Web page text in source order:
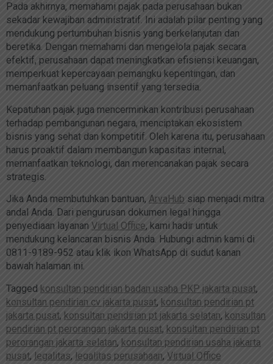
Pada akhirnya, memahami pajak pada perusahaan bukan
sekadar kewajiban administratif. Ini adalah pilar penting yang
mendukung pertumbuhan bisnis yang berkelanjutan dan
beretika. Dengan memahami dan mengelola pajak secara
efektif, perusahaan dapat meningkatkan efisiensi keuangan,
memperkuat kepercayaan pemangku kepentingan, dan
memanfaatkan peluang insentif yang tersedia.
Kepatuhan pajak juga mencerminkan kontribusi perusahaan
terhadap pembangunan negara, menciptakan ekosistem
bisnis yang sehat dan kompetitif. Oleh karena itu, perusahaan
harus proaktif dalam membangun kapasitas internal,
memanfaatkan teknologi, dan merencanakan pajak secara
strategis.
Jika Anda membutuhkan bantuan, ArvaHub siap menjadi mitra
andal Anda. Dari pengurusan dokumen legal hingga
penyediaan layanan Virtual Office, kami hadir untuk
mendukung kelancaran bisnis Anda. Hubungi admin kami di
0811-9189-952 atau klik ikon WhatsApp di sudut kanan
bawah halaman ini.
Tagged konsultan pendirian badan usaha PKP jakarta pusat,
konsultan pendirian cv jakarta pusat, konsultan pendirian pt
jakarta pusat, konsultan pendirian pt jakarta selatan, konsultan
pendirian pt perorangan jakarta pusat, konsultan pendirian pt
perorangan jakarta selatan, konsultan pendirian usaha jakarta
pusat, legalitas, legalitas perusahaan, Virtual Office